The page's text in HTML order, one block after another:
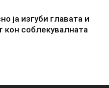
ја изгуби главата и
кон соблекувалната